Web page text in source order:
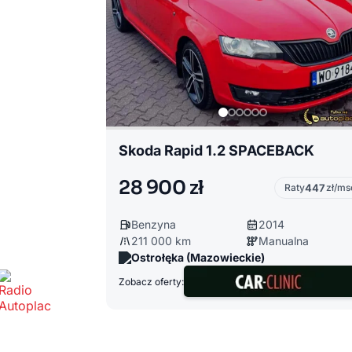
Skoda Rapid 1.2 SPACEBACK
28 900 zł Raty447zł/
Benzyna
2014
211 000 km
Manualna
Ostrołęka (Mazowieckie)
Zobacz oferty: